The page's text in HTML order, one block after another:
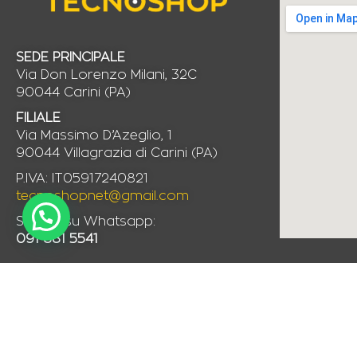
SEDE PRINCIPALE
Via Don Lorenzo Milani, 32C
90044 Carini (PA)
FILIALE
Via Massimo D’Azeglio, 1
90044 Villagrazia di Carini (PA)
P.IVA: IT05917240821
tecnoshopnet@gmail.com
Scrivici su Whatsapp:
091 881 5541